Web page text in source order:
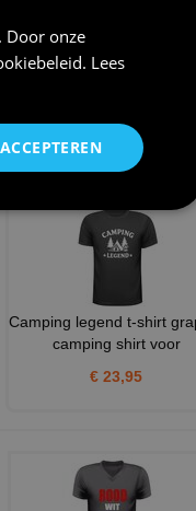
longsleeve shirt stoer
€ 24,95
Camping legend t-shirt
camping shirt voor
€ 23,95
Door onze
. Lees